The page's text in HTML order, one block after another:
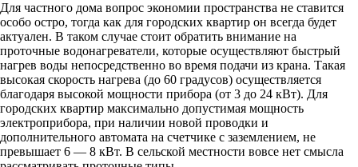
Для частного дома вопрос экономии пространства не ставится
особо остро, тогда как для городских квартир он всегда будет
актуален. В таком случае стоит обратить внимание на
проточные водонагреватели, которые осуществляют быстрый
нагрев воды непосредственно во время подачи из крана. Такая
высокая скорость нагрева (до 60 градусов) осуществляется
благодаря высокой мощности прибора (от 3 до 24 кВт). Для
городских квартир максимально допустимая мощность
электроприбора, при наличии новой проводки и
дополнительного автомата на счетчике с заземлением, не
превышает 6 — 8 кВт. В сельской местности вовсе нет смысла